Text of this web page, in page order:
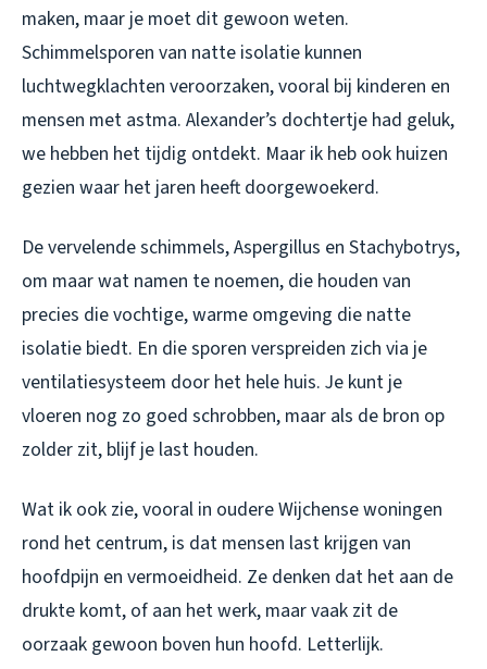
maken, maar je moet dit gewoon weten.
Schimmelsporen van natte isolatie kunnen
luchtwegklachten veroorzaken, vooral bij kinderen en
mensen met astma. Alexander’s dochtertje had geluk,
we hebben het tijdig ontdekt. Maar ik heb ook huizen
gezien waar het jaren heeft doorgewoekerd.
De vervelende schimmels, Aspergillus en Stachybotrys,
om maar wat namen te noemen, die houden van
precies die vochtige, warme omgeving die natte
isolatie biedt. En die sporen verspreiden zich via je
ventilatiesysteem door het hele huis. Je kunt je
vloeren nog zo goed schrobben, maar als de bron op
zolder zit, blijf je last houden.
Wat ik ook zie, vooral in oudere Wijchense woningen
rond het centrum, is dat mensen last krijgen van
hoofdpijn en vermoeidheid. Ze denken dat het aan de
drukte komt, of aan het werk, maar vaak zit de
oorzaak gewoon boven hun hoofd. Letterlijk.